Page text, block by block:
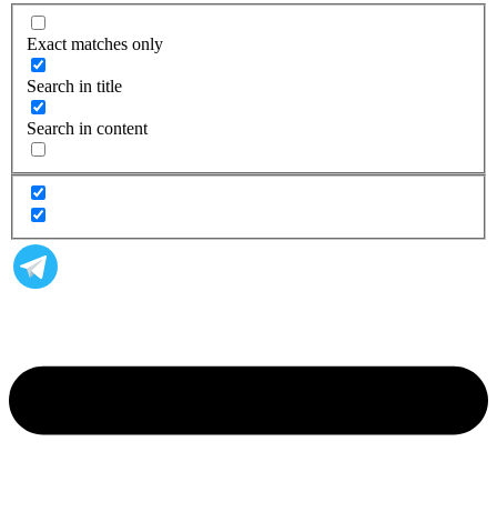
Exact matches only
Search in title
Search in content